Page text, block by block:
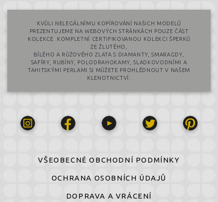
KVŮLI NELEGÁLNÍMU KOPÍROVÁNÍ NAŠICH MODELŮ
PREZENTUJEME NA WEBOVÝCH STRÁNKÁCH POUZE ČÁST
KOLEKCE. KOMPLETNÍ CERTIFIKOVANOU KOLEKCI ŠPERKŮ
ZE ŽLUTÉHO,
BÍLÉHO A RŮŽOVÉHO ZLATA S DIAMANTY, SMARAGDY,
SAFÍRY, RUBÍNY, POLODRAHOKAMY, SLADKOVODNÍMI A
TAHITSKÝMI PERLAMI SI MŮŽETE PROHLÉDNOUT V NAŠEM
KLENOTNICTVÍ.
VŠEOBECNÉ OBCHODNÍ PODMÍNKY
OCHRANA OSOBNÍCH ÚDAJŮ
DOPRAVA A VRÁCENÍ